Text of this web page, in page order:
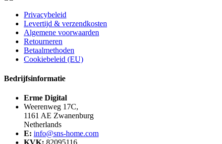
Privacybeleid
Levertijd & verzendkosten
Algemene voorwaarden
Retourneren
Betaalmethoden
Cookiebeleid (EU)
Bedrijfsinformatie
Erme Digital
Weerenweg 17C,
1161 AE Zwanenburg
Netherlands
E: info@sns-home.com